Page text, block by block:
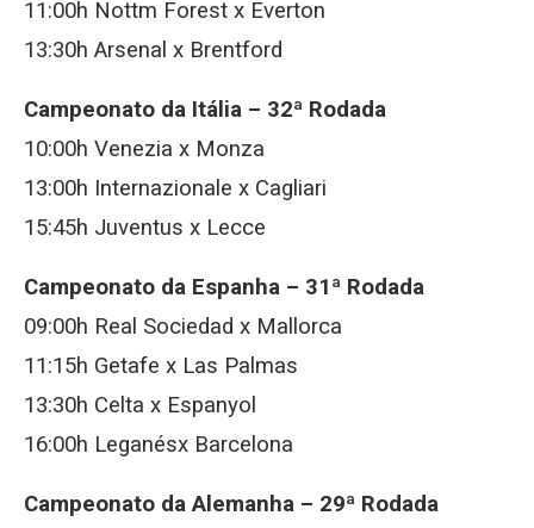
11:00h Nottm Forest x Everton
13:30h Arsenal x Brentford
Campeonato da Itália – 32ª Rodada
10:00h Venezia x Monza
13:00h Internazionale x Cagliari
15:45h Juventus x Lecce
Campeonato da Espanha – 31ª Rodada
09:00h Real Sociedad x Mallorca
11:15h Getafe x Las Palmas
13:30h Celta x Espanyol
16:00h Leganésx Barcelona
Campeonato da Alemanha – 29ª Rodada